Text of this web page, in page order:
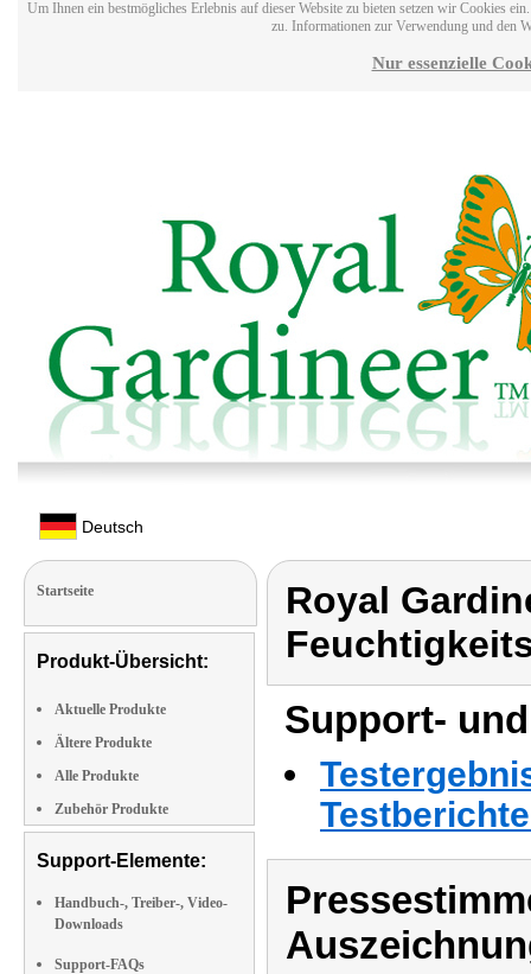
Um Ihnen ein bestmögliches Erlebnis auf dieser Website zu bieten setzen wir Cookies
zu. Informationen zur Verwendung und den
Nur essenzielle
Deutsch
Startseite
Produkt-Übersicht:
Aktuelle Produkte
Ältere Produkte
Alle Produkte
Zubehör Produkte
Support-Elemente:
Handbuch-, Treiber-, Video-
Downloads
Support-FAQs
Royal
Support-